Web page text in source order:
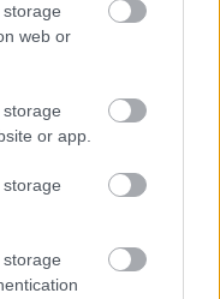
web or
or app.
NÉV?
szerint